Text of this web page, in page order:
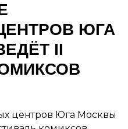
ЮГА
II
центров Юга Москвы